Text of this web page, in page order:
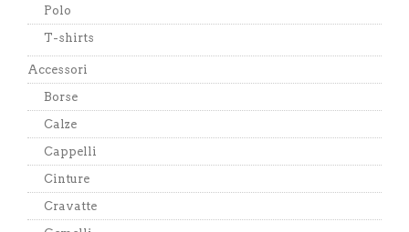
Polo
T-shirts
Accessori
Borse
Calze
Cappelli
Cinture
Cravatte